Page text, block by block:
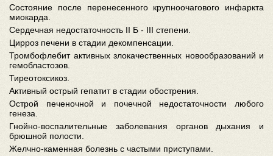
Состояние после перенесенного крупноочагового инфаркта
миокарда.
Сердечная недостаточность II Б - III степени.
Цирроз печени в стадии декомпенсации.
Тромбофлебит активных злокачественных новообразований и
гемобластозов.
Тиреотоксикоз.
Активный острый гепатит в стадии обострения.
Острой печеночной и почечной недостаточности любого
генеза.
Гнойно-воспалительные заболевания органов дыхания и
брюшной полости.
Желчно-каменная болезнь с частыми приступами.